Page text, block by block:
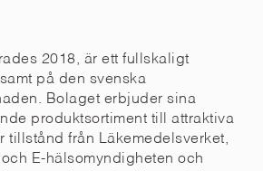
2018, är ett fullskaligt
på den svenska
Bolaget erbjuder sina
produktsortiment till attraktiva
tillstånd från Läkemedelsverket,
E-hälsomyndigheten och